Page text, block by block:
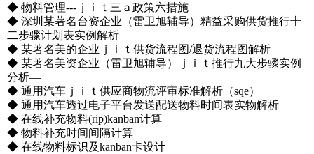
◆ 物料管理---ｊｉｔ三ａ政策六措施
◆ 深圳某著名台资企业（雷卫旭辅导）精益采购供货推行十
二步骤计划表实例解析
◆ 某著名美的企业ｊｉｔ供货流程图/退货流程图解析
◆ 某著名美资企业（雷卫旭辅导）ｊｉｔ推行九大步骤实例
分析—
◆ 通用汽车ｊｉｔ供应商物流评审标准解析（sqe）
◆ 通用汽车透过电子平台发送配送物料时间表实物解析
◆ 在线补充物料(rip)kanban计算
◆ 物料补充时间间隔计算
◆ 在线物料标识及kanban卡设计